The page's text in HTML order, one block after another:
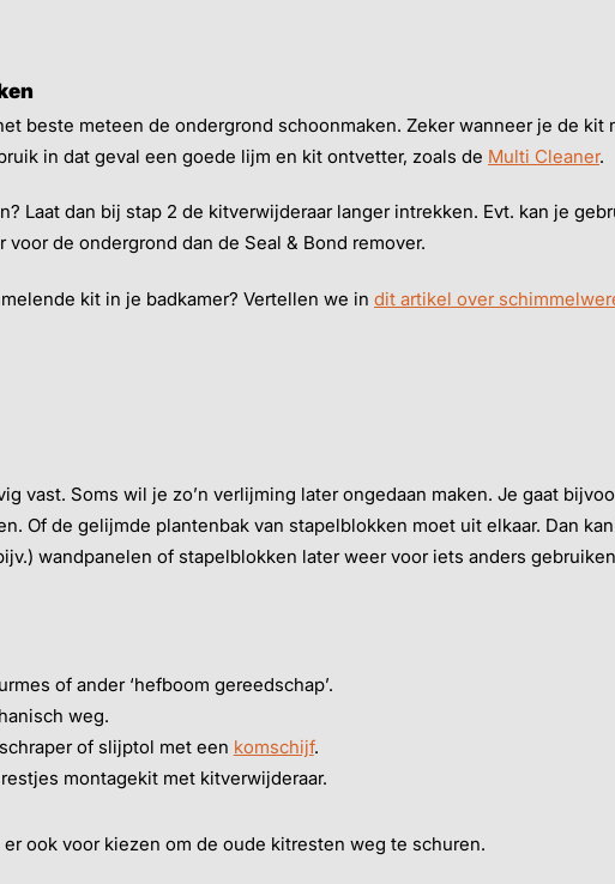
beste meteen de ondergrond schoonmaken. Zeker wanneer je de kit
in dat geval een goede lijm en kit ontvetter, zoals de Multi Cleaner.
Laat dan bij stap 2 de kitverwijderaar langer intrekken. Evt. kan je
de ondergrond dan de Seal & Bond remover.
kit in je badkamer? Vertellen we in dit artikel over
vast. Soms wil je zo’n verlijming later ongedaan maken. Je gaat
Of de gelijmde plantenbak van stapelblokken moet uit elkaar. Dan
wandpanelen of stapelblokken later weer voor iets anders
of ander ‘hefboom gereedschap’.
weg.
of slijptol met een komschijf.
montagekit met kitverwijderaar.
ook voor kiezen om de oude kitresten weg te schuren.